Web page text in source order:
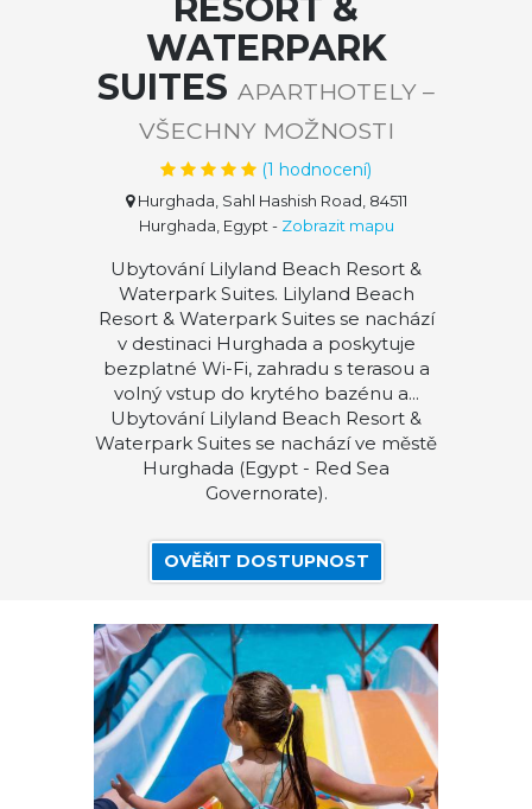
RESORT &
WATERPARK
SUITES APARTHOTELY –
VŠECHNY MOŽNOSTI
(1 hodnocení)
Hurghada, Sahl Hashish Road, 84511
Hurghada, Egypt - Zobrazit mapu
Ubytování Lilyland Beach Resort &
Waterpark Suites. Lilyland Beach
Resort & Waterpark Suites se nachází
v destinaci Hurghada a poskytuje
bezplatné Wi-Fi, zahradu s terasou a
volný vstup do krytého bazénu a...
Ubytování Lilyland Beach Resort &
Waterpark Suites se nachází ve městě
Hurghada (Egypt - Red Sea
Governorate).
OVĚŘIT DOSTUPNOST